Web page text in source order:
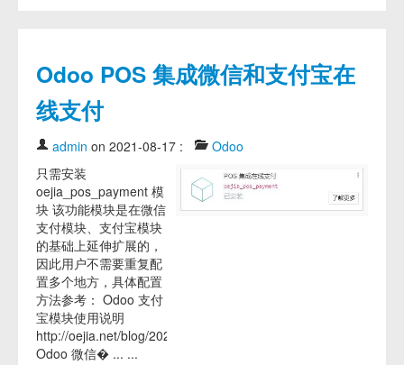
Odoo POS 集成微信和支付宝在
线支付
admin on 2021-08-17 :
Odoo
只需安装
oejia_pos_payment 模
块 该功能模块是在微信
支付模块、支付宝模块
的基础上延伸扩展的，
因此用户不需要重复配
置多个地方，具体配置
方法参考： Odoo 支付
宝模块使用说明
http://oejia.net/blog/2021/03/23/odoo_alipay.html
Odoo 微信� ... ...